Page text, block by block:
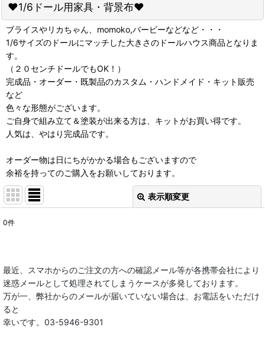
♥1/6ドール用家具・背景布♥
ブライスやリカちゃん、momoko,バービーなどなど・・・
1/6サイズのドールにマッチした大きさのドールハウス商品となりま
す。
（２０センチドールでもOK！）
完成品・オーダー・既製品のカスタム・ハンドメイド・キット販売
など
色々な形態がございます。
ご自身で組み立て＆塗装が出来る方は、キットがお買い得です。
人気は、やはり完成品です。
オーダー物は日にちがかかる場合もございますので
余裕を持ってのご購入をお願いしております。
表示順変更
サブカテゴリ
表示数
0件
最近、スマホからのご注文の方への確認メール等が各携帯会社により
迷惑メールとして処理されてしまうケースが多発しております。
万が一、弊社からのメールが届いていない場合は、お電話をいただけ
ると
幸いです。03-5946-9301